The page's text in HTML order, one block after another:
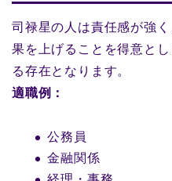
司禄星の人は責任感が強
果を上げることを得意と
る存在となります。
適職例：
公務員
金融関係